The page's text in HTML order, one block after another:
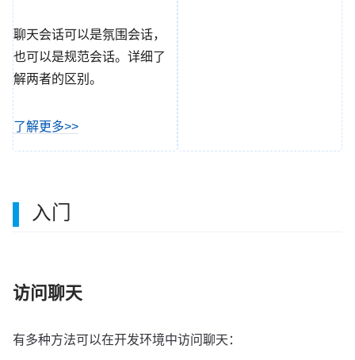
聊天会话可以是氛围会话，
也可以是规范会话。详细了
解两者的区别。
了解更多>>
入门
访问聊天
有多种方法可以在开发环境中访问聊天：